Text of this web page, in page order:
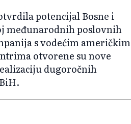
potencijal Bosne i
međunarodnih poslovnih
s vodećim američkim
otvorene su nove
dugoročnih